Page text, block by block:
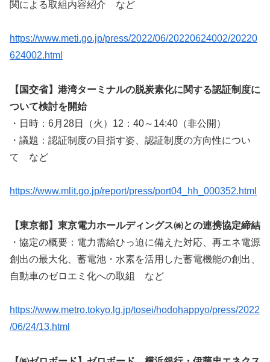
関による取組内容紹介 など
https://www.meti.go.jp/press/2022/06/20220624002/20220
624002.html
【国交省】港湾ターミナルの脱炭素化に関する認証制度に
ついて検討を開始
・日時：6月28日（火）12：40～14:40（非公開）
・議題：認証制度の目指す姿、認証制度の方向性につい
て など
https://www.mlit.go.jp/report/press/port04_hh_000352.html
【東京都】東京電力ホールディングス㈱との連携協定締結
・協定の概要：電力需給ひっ迫に備えた対応、再エネ電源
創出の最大化、蓄電池・水素を活用した蓄電機能の創出、
自動車のゼロエミ化への取組 など
https://www.metro.tokyo.lg.jp/tosei/hodohappyo/press/2022
/06/24/13.html